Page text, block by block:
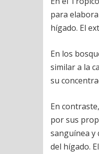
para
hígado. El
En los
similar a la
su
En
por sus
sanguínea y
del hígado.